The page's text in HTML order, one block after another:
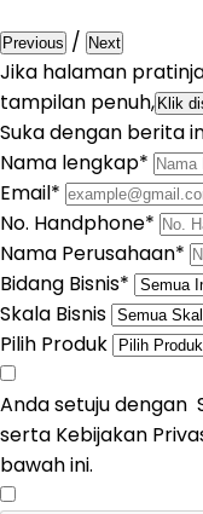
Previous / Next
Jika halaman
tampilan penuh, Klik
Suka dengan berita
Nama lengkap*
Email*
No. Handphone*
Nama Perusahaan*
Bidang Bisnis*
Skala Bisnis
Pilih Produk
Anda setuju dengan
serta Kebijakan
bawah ini.